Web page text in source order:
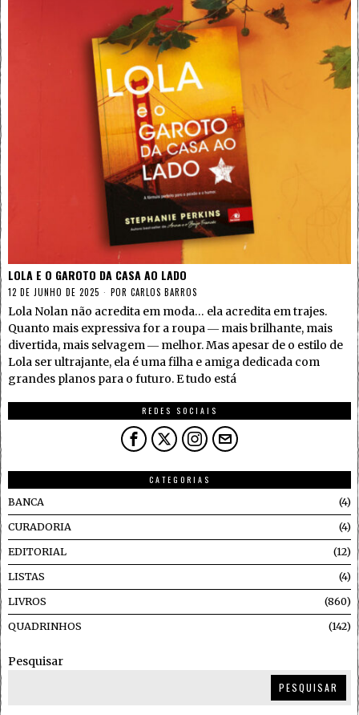
LOLA E O GAROTO DA CASA AO LADO
12 DE JUNHO DE 2025 POR CARLOS BARROS
Lola Nolan não acredita em moda… ela acredita em trajes.
Quanto mais expressiva for a roupa ― mais brilhante, mais
divertida, mais selvagem ― melhor. Mas apesar de o estilo de
Lola ser ultrajante, ela é uma filha e amiga dedicada com
grandes planos para o futuro. E tudo está
REDES SOCIAIS
CATEGORIAS
BANCA
4
CURADORIA 4
EDITORIAL 12
LISTAS 4
LIVROS 860
QUADRINHOS 142
Pesquisar
PESQUISAR